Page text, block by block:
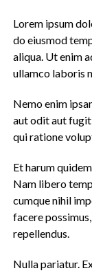
Lorem ipsum
do eiusmod
aliqua. Ut enim
ullamco laboris
Nemo enim
aut odit aut
qui ratione
Et harum
Nam libero
cumque nihil
facere
repellendus.
Nulla pariatur.